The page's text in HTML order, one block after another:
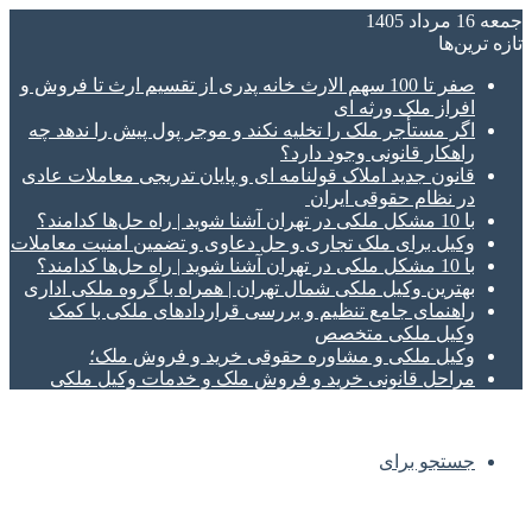
جمعه 16 مرداد 1405
تازه‌ ترین‌ها
صفر تا 100 سهم الارث خانه پدری از تقسیم ارث تا فروش و
افراز ملک ورثه ای
اگر مستأجر ملک را تخلیه نکند و موجر پول پیش را ندهد چه
راهکار قانونی وجود دارد؟
قانون جدید املاک قولنامه ای و پایان تدریجی معاملات عادی
در نظام حقوقی ایران
با 10 مشکل ملکی در تهران آشنا شوید | راه حل‌ها کدامند؟
وکیل برای ملک تجاری و حل دعاوی و تضمین امنیت معاملات
با 10 مشکل ملکی در تهران آشنا شوید | راه حل‌ها کدامند؟
بهترین وکیل ملکی شمال تهران | همراه با گروه ملکی اداری
راهنمای جامع تنظیم و بررسی قراردادهای ملکی با کمک
وکیل ملکی متخصص
وکیل ملکی و مشاوره حقوقی خرید و فروش ملک؛
مراحل قانونی خرید و فروش ملک و خدمات وکیل ملکی
جستجو برای